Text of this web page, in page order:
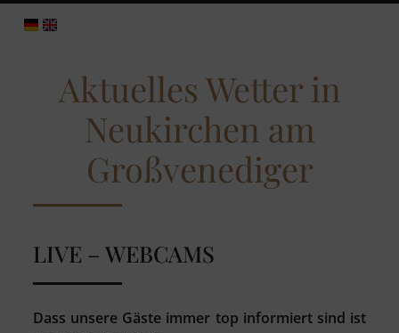
Aktuelles Wetter in
Neukirchen am
Großvenediger
LIVE – WEBCAMS
Dass unsere Gäste immer top informiert sind ist